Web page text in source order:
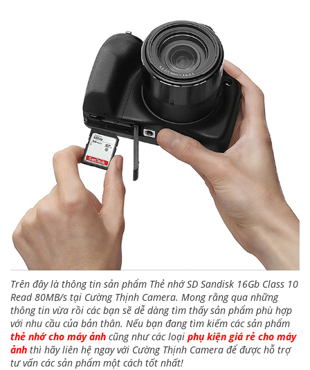
Trên đây là thông tin sản phẩm Thẻ nhớ SD Sandisk 16Gb Class 10
Read 80MB/s tại Cường Thịnh Camera. Mong rằng qua những
thông tin vừa rồi các bạn sẽ dễ dàng tìm thấy sản phẩm phù hợp
với nhu cầu của bản thân. Nếu bạn đang tìm kiếm các sản phẩm
thẻ nhớ cho máy ảnh cũng như các loại phụ kiện giá rẻ cho máy
ảnh thì hãy liên hệ ngay với Cường Thịnh Camera để được hỗ trợ
tư vấn các sản phẩm một cách tốt nhất!